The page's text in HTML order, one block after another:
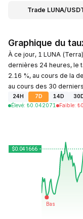
Trade LUNA/
Graphique du
À ce jour, 1 LUNA
dernières 24 heures, le
2.16 %, au cours de la
au cours des 30
24H 7D 14D
Élevé: ₺0.042071 Faible: ₺
Dernière mise à jour : 2026-